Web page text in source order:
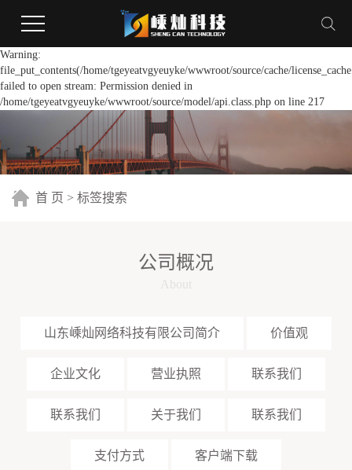
Warning:
file_put_contents(/home/tgeyeatvgyeuyke/wwwroot/source/cache/
failed to open stream: Permission denied in
/home/tgeyeatvgyeuyke/wwwroot/source/model/api.class.php on line 217
首 页 > 标签搜索
公司概况
山东嵊灿网络科技有限公司简介 价值观
企业文化 营业执照 联系我们
联系我们 关于我们 联系我们
支付方式 客户端下载